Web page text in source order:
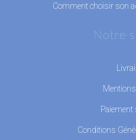
Comment choisir son
Notre
Paiement
Conditions